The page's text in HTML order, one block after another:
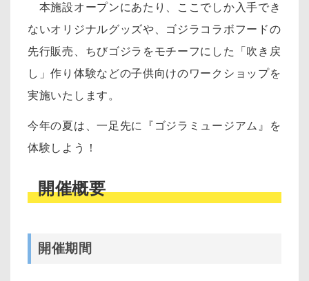
本施設オープンにあたり、ここでしか入手でき
ないオリジナルグッズや、ゴジラコラボフードの
先行販売、ちびゴジラをモチーフにした「吹き戻
し」作り体験などの子供向けのワークショップを
実施いたします。
今年の夏は、一足先に『ゴジラミュージアム』を
体験しよう！
開催概要
開催期間